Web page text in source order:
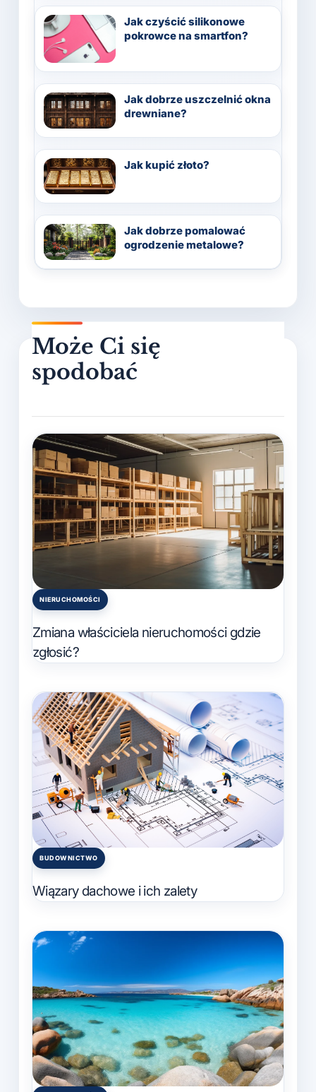
Jak czyścić silikonowe
pokrowce na smartfon?
Jak dobrze uszczelnić okna
drewniane?
Jak kupić złoto?
Jak dobrze pomalować
ogrodzenie metalowe?
Posted
NIERUCHOMOŚCI
Zmiana właściciela nieruchomości gdzie
zgłosić?
Posted
BUDOWNICTWO
Wiązary dachowe i ich zalety